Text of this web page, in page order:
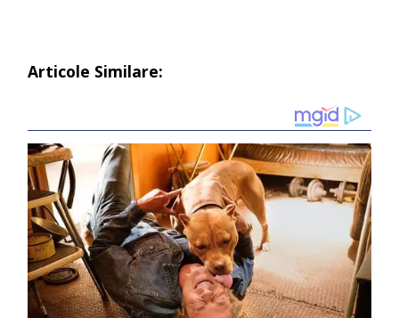
Articole Similare: